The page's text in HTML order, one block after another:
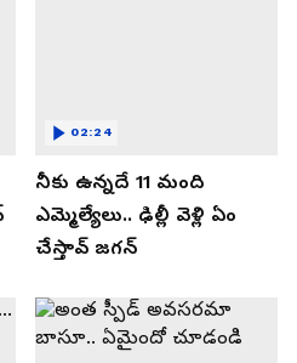
నీకు ఉన్నదే 11 మంది
ఎమ్మెల్యేలు.. ఢిల్లీ వెళ్లి ఏం
చేస్తావ్ జగన్
02:24